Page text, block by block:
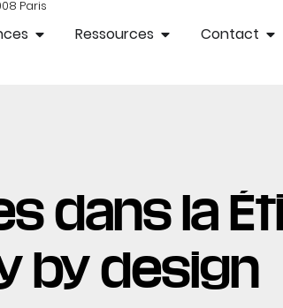
Paris
Ressources Contact
dans la
by design